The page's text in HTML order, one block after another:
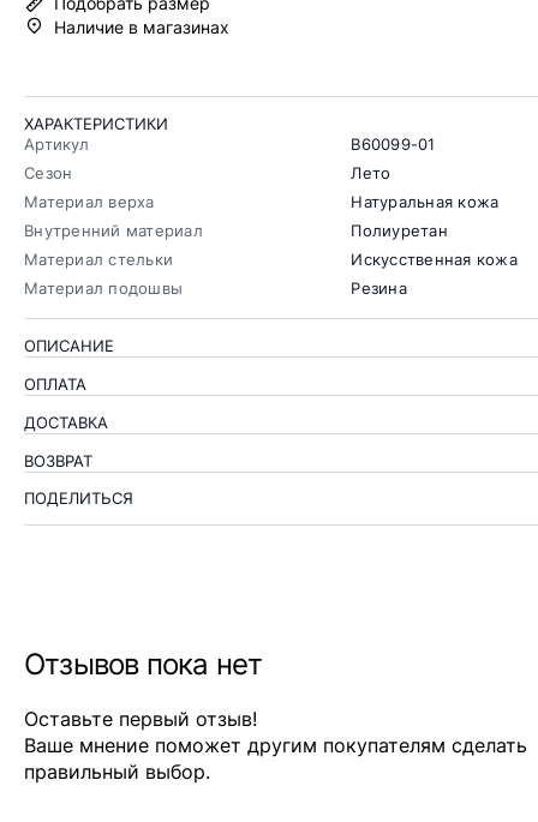
Наличие в магазинах
ХАРАКТЕРИСТИКИ
Артикул
B60099-01
Сезон
Лето
Материал верха
Натуральная кожа
Внутренний материал
Полиуретан
Материал стельки
Искусственная кожа
Материал подошвы
Резина
ОПИСАНИЕ
ОПЛАТА
ДОСТАВКА
ВОЗВРАТ
ПОДЕЛИТЬСЯ
Отзывов пока нет
Оставьте первый отзыв!
Ваше мнение поможет другим покупателям сделать
правильный выбор.